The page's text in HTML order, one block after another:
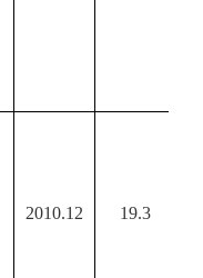
2010.12 19.3